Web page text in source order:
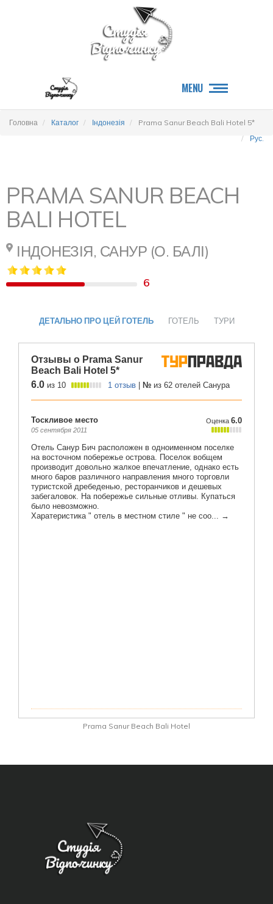
MENU
Головна Каталог Індонезія
Prama Sanur Beach Bali Hotel 5*
Рус.
PRAMA SANUR BEACH
BALI HOTEL
ІНДОНЕЗІЯ, САНУР (О. БАЛІ)
6
ДЕТАЛЬНО ПРО ЦЕЙ ГОТЕЛЬ ГОТЕЛЬ ТУРИ
Prama Sanur Beach Bali Hotel